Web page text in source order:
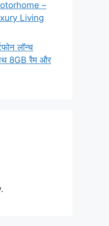
–
Living
लॉन्च
8GB रैम और